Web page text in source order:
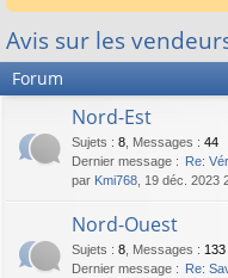
Avis sur les
Forum
Nord-Est
Sujets : 8 Messages : 44
Dernier message : Re:
par Kmi768 , 19 déc. 2023
Nord-Ouest
Sujets : 8 Messages : 133
Dernier message : Re: